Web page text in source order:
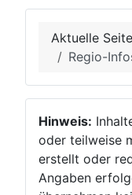
Aktuelle
Regio-
Hinweis:
oder teilweise
erstellt oder
Angaben